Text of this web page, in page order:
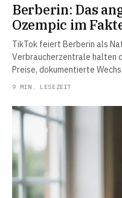
Berberin: Das
Ozempic im
TikTok feiert Berberin als
Verbraucherzentrale halten
Preise, dokumentierte
9 MIN. LESEZEIT